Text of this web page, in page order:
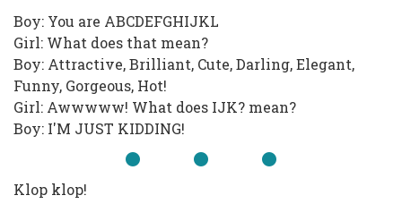
Boy: You are ABCDEFGHIJKL
Girl: What does that mean?
Boy: Attractive, Brilliant, Cute, Darling, Elegant,
Funny, Gorgeous, Hot!
Girl: Awwwww! What does IJK? mean?
Boy: I'M JUST KIDDING!
Klop klop!